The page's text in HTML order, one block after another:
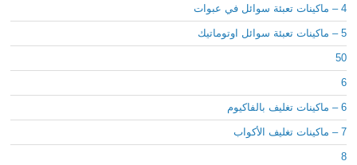
4 – ماكينات تعبئة سوائل في عبوات
5 – ماكينات تعبئة سوائل اوتوماتيك
50
6
6 – ماكينات تغليف بالفاكيوم
7 – ماكينات تغليف الأكواب
8